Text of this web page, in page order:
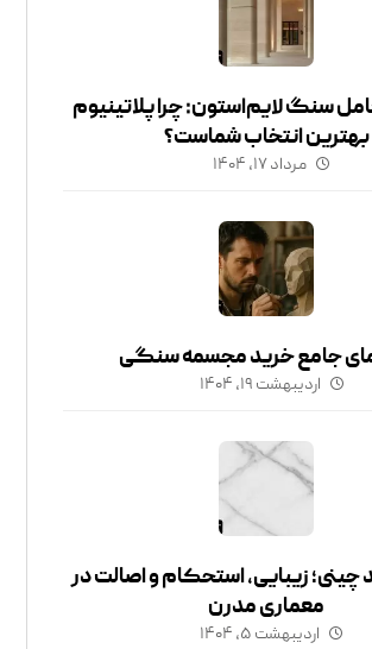
سنگ لایم‌استون: چرا پلاتینیوم
بهترین انتخاب شماست؟
مرداد ۱۷, ۱۴۰۴
جامع خرید مجسمه سنگی
اردیبهشت ۱۹, ۱۴۰۴
زیبایی، استحکام و اصالت در
معماری مدرن
اردیبهشت ۵, ۱۴۰۴